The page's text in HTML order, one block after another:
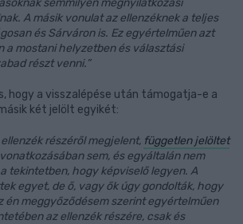
semmilyen megnyilatkozási
A másik vonulat az ellenzéknek a teljes
és Sárváron is. Ez egyértelműen azt
a mostani helyzetben és választási
részt venni.”
hogy a visszalépése után támogatja-e a
két jelölt egyikét:
részéről megjelent, független jelöltet
sem, és egyáltalán nem
tekintetben, hogy képviselő legyen. A
egyet, de ő, vagy ők úgy gondolták, hogy
én meggyőződésem szerint egyértelműen
az ellenzék részére, csak és